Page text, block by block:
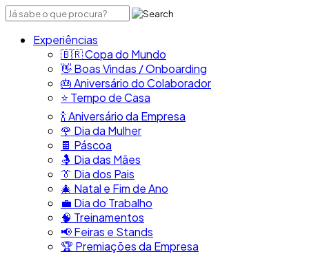
Experiências
🇧🇷​ Copa do Mundo
👋​ Boas Vindas / Onboarding
🎂​ Aniversário do Colaborador
⭐​ Tempo de Casa
​🍾​ Aniversário da Empresa
🌹 Dia da Mulher
🍫​ Páscoa
🤱 Dia das Mães
👔​ Dia dos Pais
🎄 Natal e Fim de Ano
💼​ Dia do Trabalho
🧠​ Treinamentos
📢​ Feiras e Stands
🏆 Premiações da Empresa